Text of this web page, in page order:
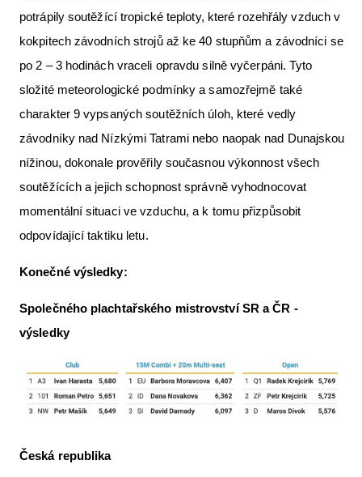
potrápily soutěžící tropické teploty, které rozehřály vzduch v
kokpitech závodních strojů až ke 40 stupňům a závodníci se
po 2 – 3 hodinách vraceli opravdu silně vyčerpáni. Tyto
složité meteorologické podmínky a samozřejmě také
charakter 9 vypsaných soutěžních úloh, které vedly
závodníky nad Nízkými Tatrami nebo naopak nad Dunajskou
nížinou, dokonale prověřily současnou výkonnost všech
soutěžících a jejich schopnost správně vyhodnocovat
momentální situaci ve vzduchu, a k tomu přizpůsobit
odpovídající taktiku letu.
Konečné výsledky:
Společného plachtařského mistrovství SR a ČR -
výsledky
Česká republika